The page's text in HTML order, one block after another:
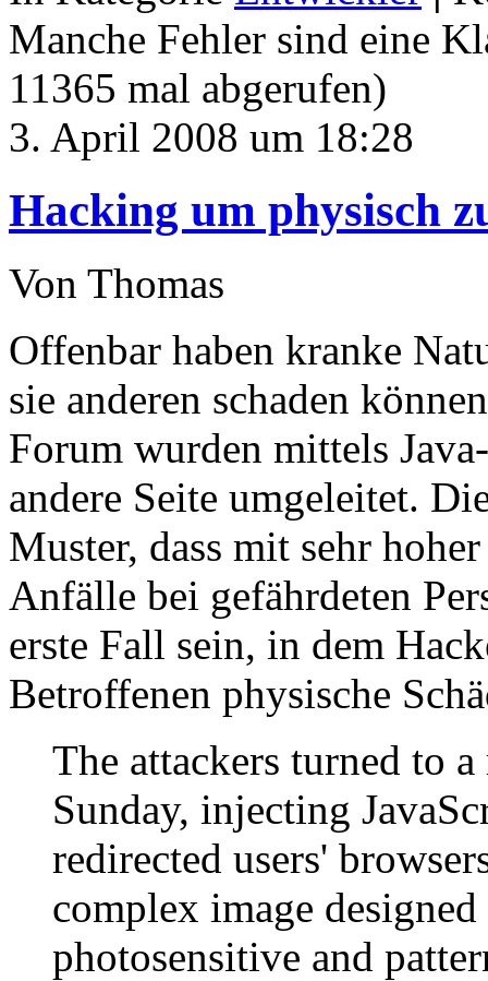
Manche Fehler sind eine
11365 mal abgerufen)
3. April 2008 um 18:28
Hacking um physisch
Von Thomas
Offenbar haben kranke
sie anderen schaden
Forum wurden mittels
andere Seite umgeleitet.
Muster, dass mit sehr
Anfälle bei gefährdeten
erste Fall sein, in dem
Betroffenen physische
The attackers turned to
Sunday, injecting
redirected users'
complex image
photosensitive and